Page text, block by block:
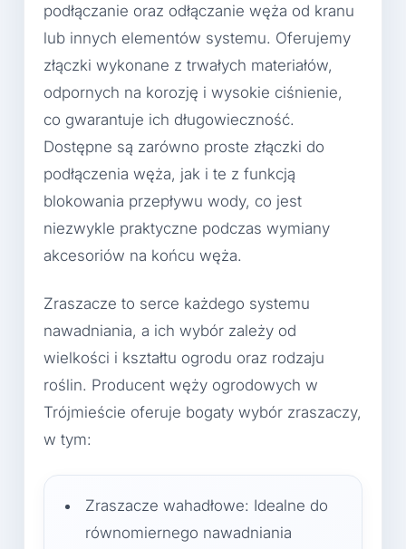
podłączanie oraz odłączanie węża od kranu
lub innych elementów systemu. Oferujemy
złączki wykonane z trwałych materiałów,
odpornych na korozję i wysokie ciśnienie,
co gwarantuje ich długowieczność.
Dostępne są zarówno proste złączki do
podłączenia węża, jak i te z funkcją
blokowania przepływu wody, co jest
niezwykle praktyczne podczas wymiany
akcesoriów na końcu węża.
Zraszacze to serce każdego systemu
nawadniania, a ich wybór zależy od
wielkości i kształtu ogrodu oraz rodzaju
roślin. Producent węży ogrodowych w
Trójmieście oferuje bogaty wybór zraszaczy,
w tym:
Zraszacze wahadłowe: Idealne do
równomiernego nawadniania